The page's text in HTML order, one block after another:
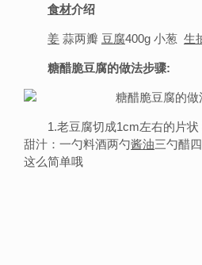
食材介绍
姜 蒜两瓣 豆腐400g 小葱 生
糖醋脆豆腐的做法步骤:
1.老豆腐切成1cm左右的片
甜汁：一勺料酒两勺酱油三勺醋
这么简单哦